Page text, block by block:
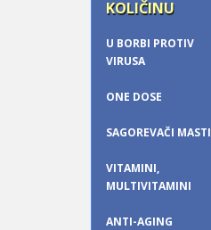
KOLIČINU
U BORBI PROTIV
VIRUSA
ONE DOSE
SAGOREVAČI MASTI
VITAMINI,
MULTIVITAMINI
ANTI-AGING